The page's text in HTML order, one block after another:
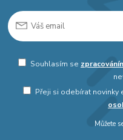
Souhlasím se
Přeji si odebírat novinky
Můžete